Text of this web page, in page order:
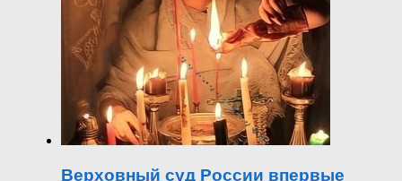
Верховный суд России впервые